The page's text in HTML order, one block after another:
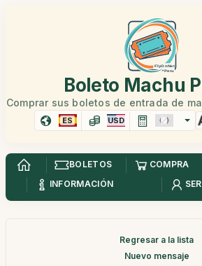
Boleto Machu
Comprar sus boletos de entrada de
ES USD
BOLETOS COMPRA
INFORMACIÓN
Regresar a la lista
Nuevo mensaje